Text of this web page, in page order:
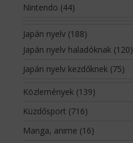
Nintendo (44)
Japán nyelv(188)
Japán nyelv haladóknak(120)
Japán nyelv kezdőknek(75)
Közlemények(139)
Küzdősport (716)
Manga, anime (16)